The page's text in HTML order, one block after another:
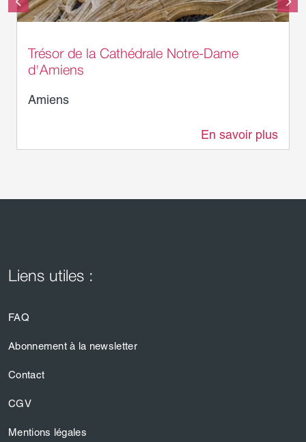
Trésor de la Cathédrale Notre-Dame
d'Amiens
Amiens
En savoir plus
Liens utiles :
FAQ
Abonnement à la newsletter
Contact
CGV
Mentions légales